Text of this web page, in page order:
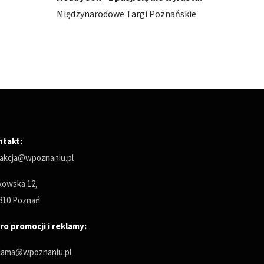
Międzynarodowe Targi Poznańskie
12,
Poznań
promocji i reklamy: